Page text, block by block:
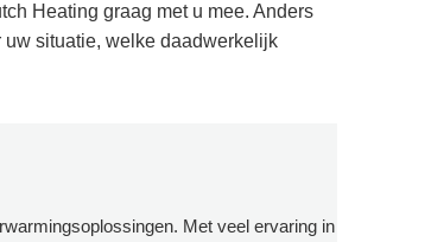
Heating graag met u mee. Anders
situatie, welke daadwerkelijk
Met veel ervaring in